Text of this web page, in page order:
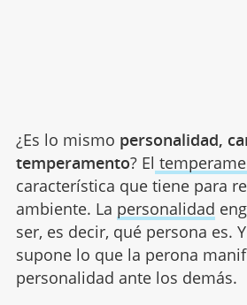
¿Es lo mismo personalidad,
temperamento? El
característica que tiene para
ambiente. La personalidad
ser, es decir, qué persona es.
supone lo que la perona
personalidad ante los demás.